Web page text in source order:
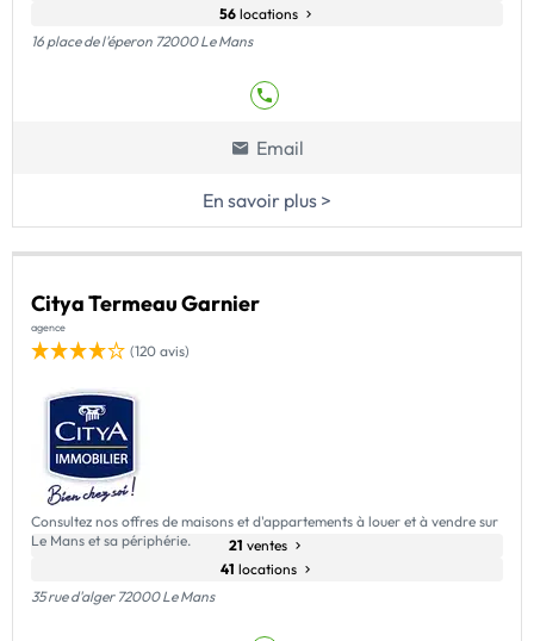
56locations
16 place de l'éperon 72000 Le Mans
Email
En savoir plus >
Citya Termeau Garnier
agence
(120 avis)
Consultez nos offres de maisons et d'appartements à louer et à vendre sur
Le Mans et sa périphérie.
21 ventes
41 locations
35 rue d'alger 72000 Le Mans